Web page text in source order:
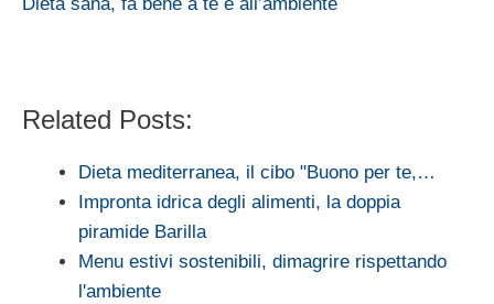
Dieta sana, fa bene a te e all’ambiente
Related Posts:
Dieta mediterranea, il cibo "Buono per te,…
Impronta idrica degli alimenti, la doppia
piramide Barilla
Menu estivi sostenibili, dimagrire rispettando
l'ambiente